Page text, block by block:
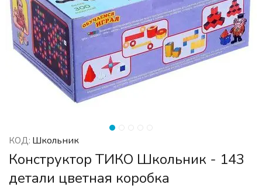
КОД: Школьник
Конструктор ТИКО Школьник - 143
детали цветная коробка